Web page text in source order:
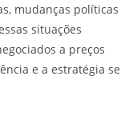
mudanças políticas
situações
a preços
e a estratégia se